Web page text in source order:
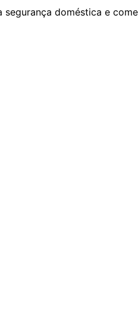
segurança doméstica e